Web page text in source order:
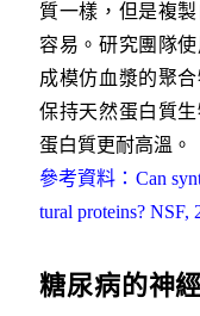
質一樣，但是複
容易。研究團隊
成模仿血漿的聚
保持天然蛋白質
蛋白質更耐高溫。
參考資料：Can
tural proteins? NSF,
糖尿病的神